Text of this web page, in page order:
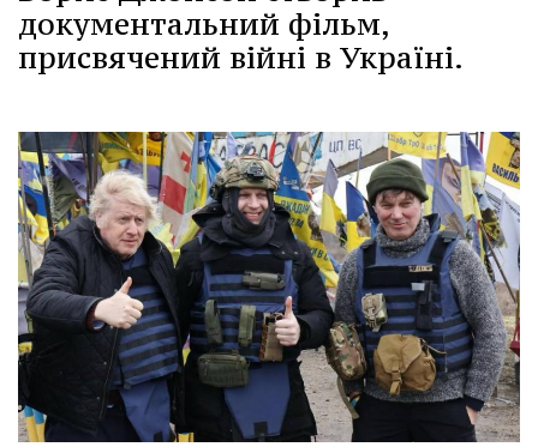
документальний фільм,
присвячений війні в Україні.